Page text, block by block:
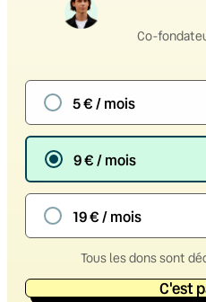
Co-
5 € / mois
9 € / mois
19 € / mois
Tous les dons sont
C'est